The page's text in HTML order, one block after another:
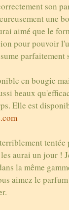
son
une
aimé que le
pour pouvoir
parfaitement
en bougie
beaux
Elle est
tentée
aurai un jour !
la même
aimez le